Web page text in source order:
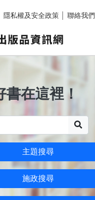
隱私權及安全政策 聯絡我們
在這裡！
主題搜尋
施政搜尋